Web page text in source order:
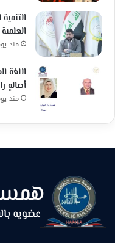
العلمية
منذ
اللغة
أصالةٍ
منذ